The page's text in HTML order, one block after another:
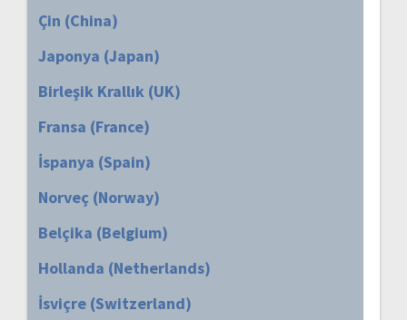
Çin (China)
Japonya (Japan)
Birleşik Krallık (UK)
Fransa (France)
İspanya (Spain)
Norveç (Norway)
Belçika (Belgium)
Hollanda (Netherlands)
İsviçre (Switzerland)